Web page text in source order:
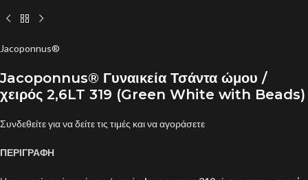
Jacoponnus®
Jacoponnus® Γυναικεία Τσάντα ώμου /
χειρός 2,6LT 319 (Green White with Beads)
Συνδεθείτε για να δείτε τις τιμές και να αγοράσετε
ΠΕΡΙΓΡΑΦΗ